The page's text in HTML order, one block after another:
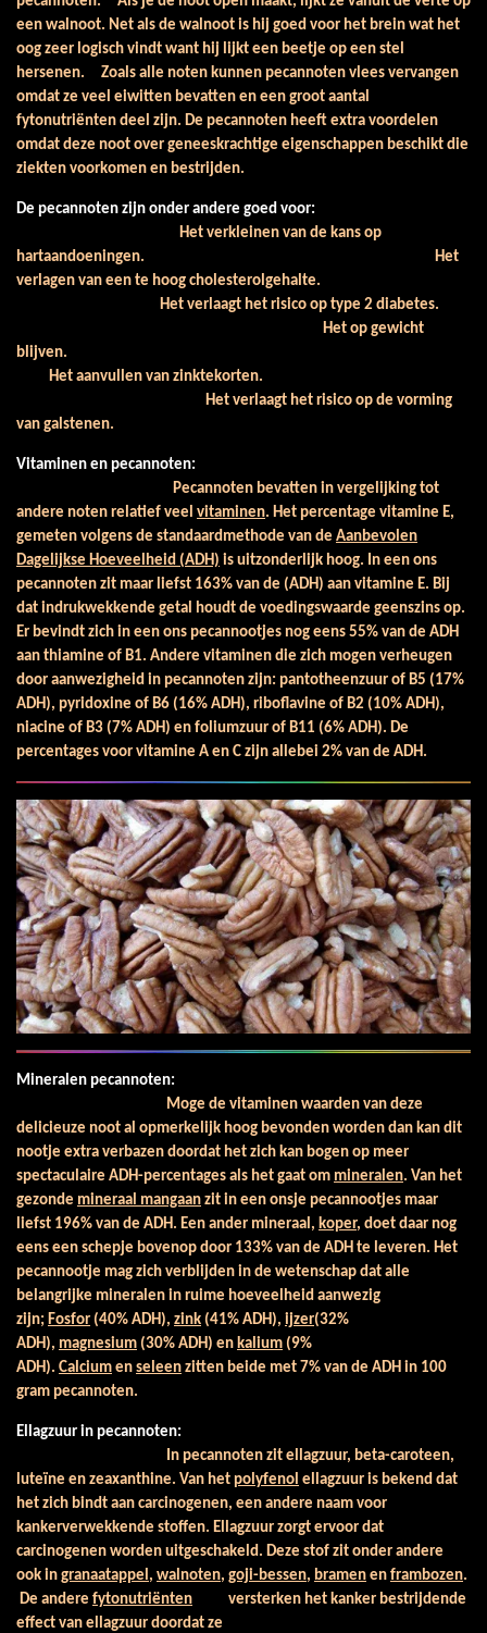
een walnoot. Net als de walnoot is hij goed voor het brein wat het
oog zeer logisch vindt want hij lijkt een beetje op een stel
hersenen. Zoals alle noten kunnen pecannoten vlees vervangen
omdat ze veel eiwitten bevatten en een groot aantal
fytonutriënten deel zijn. De pecannoten heeft extra voordelen
omdat deze noot over geneeskrachtige eigenschappen beschikt die
ziekten voorkomen en bestrijden.
De pecannoten zijn onder andere goed voor:
Het verkleinen van de kans op
hartaandoeningen.
Het
verlagen van een te hoog cholesterolgehalte.
Het verlaagt het risico op type 2 diabetes.
Het op gewicht
blijven.
Het aanvullen van zinktekorten.
Het verlaagt het risico op de vorming
van galstenen.
Vitaminen en pecannoten:
Pecannoten bevatten in vergelijking tot
andere noten relatief veel vitaminen. Het percentage vitamine E,
gemeten volgens de standaardmethode van de Aanbevolen
Dagelijkse Hoeveelheid (ADH) is uitzonderlijk hoog. In een ons
pecannoten zit maar liefst 163% van de (ADH) aan vitamine E. Bij
dat indrukwekkende getal houdt de voedingswaarde geenszins op.
Er bevindt zich in een ons pecannootjes nog eens 55% van de ADH
aan thiamine of B1. Andere vitaminen die zich mogen verheugen
door aanwezigheid in pecannoten zijn: pantotheenzuur of B5 (17%
ADH), pyridoxine of B6 (16% ADH), riboflavine of B2 (10% ADH),
niacine of B3 (7% ADH) en foliumzuur of B11 (6% ADH). De
percentages voor vitamine A en C zijn allebei 2% van de ADH.
Mineralen pecannoten:
Moge de vitaminen waarden van deze
delicieuze noot al opmerkelijk hoog bevonden worden dan kan dit
nootje extra verbazen doordat het zich kan bogen op meer
spectaculaire ADH-percentages als het gaat om mineralen. Van het
gezonde mineraal mangaan zit in een onsje pecannootjes maar
liefst 196% van de ADH. Een ander mineraal, koper, doet daar nog
eens een schepje bovenop door 133% van de ADH te leveren. Het
pecannootje mag zich verblijden in de wetenschap dat alle
belangrijke mineralen in ruime hoeveelheid aanwezig
zijn; Fosfor (40% ADH), zink (41% ADH), ijzer(32%
ADH), magnesium (30% ADH) en kalium (9%
ADH). Calcium en seleen zitten beide met 7% van de ADH in 100
gram pecannoten.
Ellagzuur in pecannoten:
In pecannoten zit ellagzuur, beta-caroteen,
luteïne en zeaxanthine. Van het polyfenol ellagzuur is bekend dat
het zich bindt aan carcinogenen, een andere naam voor
kankerverwekkende stoffen. Ellagzuur zorgt ervoor dat
carcinogenen worden uitgeschakeld. Deze stof zit onder andere
ook in granaatappel , walnoten, goji-bessen, bramen en frambozen.
De andere fytonutriënten
versterken het kanker bestrijdende
effect van ellagzuur doordat ze